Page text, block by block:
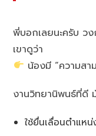
พี่บอกเลยนะครับ วง
เขาดูว่า
น้องมี “ความสา
งานวิทยานิพนธ์ที่ดี
ใช้ยื่นเลื่อนตำแหน่